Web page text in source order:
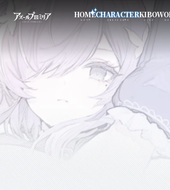
HOME
HOME
CHARACTER
CHARACTER
KIBO
KIBO
メテオール STARAY
モフリーネ
キャバード
ブルーダ
ナイトフォール
芽吹の谷の